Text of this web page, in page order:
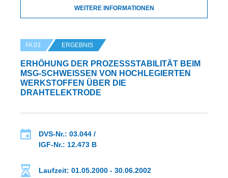
WEITERE INFORMATIONEN
FA 03 ERGEBNIS
ERHÖHUNG DER PROZESSSTABILITÄT BEIM M
SG-SCHWEISSEN VON HOCHLEGIERTEN WE
RKSTOFFEN ÜBER DIE DR
AHTELEKTRODE
DVS-Nr.: 03.044 /
IGF-Nr.: 12.473 B
Laufzeit: 01.05.2000 - 30.06.2002